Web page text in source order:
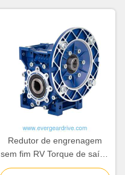
Redutor de engrenagem
sem fim RV Torque de saída
da caixa de engrenagens